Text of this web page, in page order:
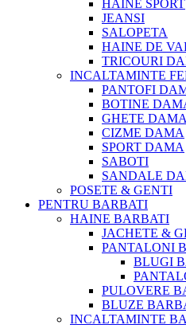
HAINE SPORT
JEANSI
SALOPETA
HAINE DE
TRICOURI
INCALTAMINTE
PANTOFI
BOTINE
GHETE DAMA
CIZME DAMA
SPORT DAMA
SABOTI
SANDALE
POSETE & GENTI
PENTRU BARBATI
HAINE BARBATI
JACHETE &
PANTALONI
BLUGI
PULOVERE
BLUZE
INCALTAMINTE